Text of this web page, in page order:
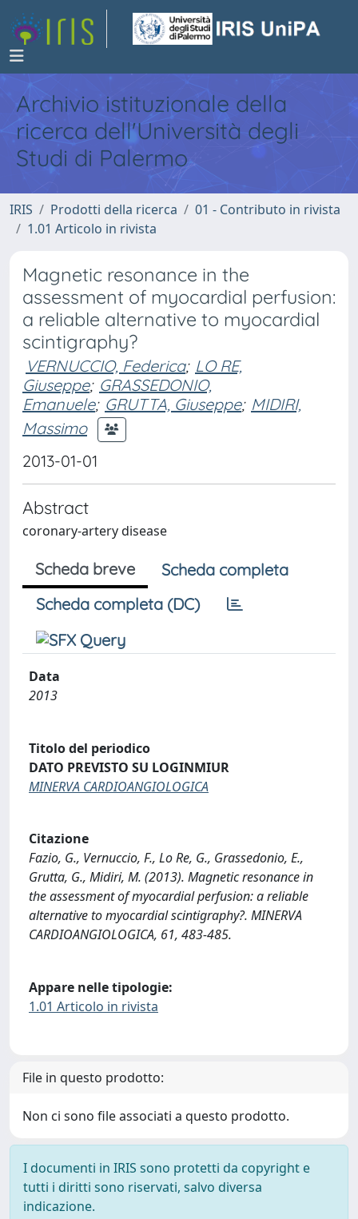
Archivio istituzionale della
ricerca dell'Università degli
Studi di Palermo
IRIS Prodotti della ricerca
01 - Contributo in rivista
1.01 Articolo in rivista
Magnetic resonance in the
assessment of myocardial perfusion:
a reliable alternative to myocardial
scintigraphy?
VERNUCCIO, Federica; LO RE,
Giuseppe; GRASSEDONIO,
Emanuele; GRUTTA, Giuseppe; MIDIRI,
Massimo
2013-01-01
Abstract
coronary-artery disease
Scheda breve
Scheda completa
Scheda completa (DC)
Data
2013
Titolo del periodico
DATO PREVISTO SU LOGINMIUR
MINERVA CARDIOANGIOLOGICA
Citazione
Fazio, G., Vernuccio, F., Lo Re, G., Grassedonio, E.,
Grutta, G., Midiri, M. (2013). Magnetic resonance in
the assessment of myocardial perfusion: a reliable
alternative to myocardial scintigraphy?. MINERVA
CARDIOANGIOLOGICA, 61, 483-485.
Appare nelle tipologie:
1.01 Articolo in rivista
File in questo prodotto:
Non ci sono file associati a questo prodotto.
I documenti in IRIS sono protetti da copyright e
tutti i diritti sono riservati, salvo diversa
indicazione.